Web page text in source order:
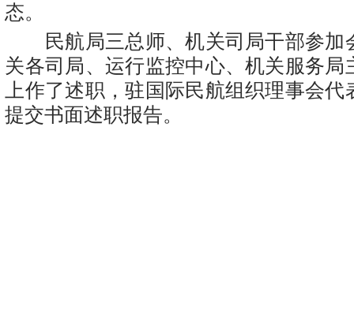
态。
民航局三总师、机关司局干部参加
关各司局、运行监控中心、机关服务局
上作了述职，驻国际民航组织理事会
提交书面述职报告。